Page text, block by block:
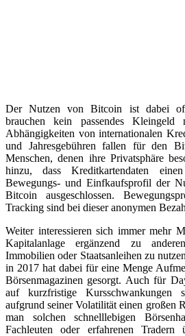
Der Nutzen von Bitcoin ist dabei
brauchen kein passendes Kleingeld
Abhängigkeiten von internationalen
und Jahresgebühren fallen für den
Menschen, denen ihre Privatsphäre
hinzu, dass Kreditkartendaten
Bewegungs- und Einfkaufsprofil der
Bitcoin ausgeschlossen.
Tracking sind bei dieser anonymen
Weiter interessieren sich immer mehr
Kapitalanlage ergänzend zu
Immobilien oder Staatsanleihen zu
in 2017 hat dabei für eine Menge
Börsenmagazinen gesorgt. Auch für
auf kurzfristige Kursschwankungen
aufgrund seiner Volatilität einen großen
man solchen schnelllebigen
Fachleuten oder erfahrenen Tradern